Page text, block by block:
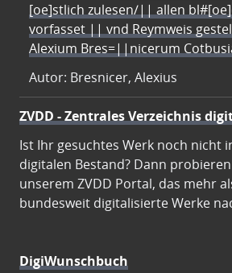
[oe]stlich zulesen/|| allen
vorfasset || vnd Reymweis
Alexium Bres=||nicerum
Autor: Bresnicer, Alexius
ZVDD - Zentrales Verzeichnis
Ist Ihr gesuchtes Werk noch nicht
digitalen Bestand? Dann
unserem ZVDD Portal, das mehr
bundesweit digitalisierte Werke
DigiWunschbuch